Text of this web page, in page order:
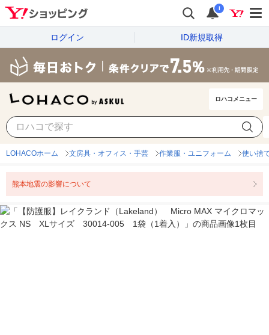
i
ログイン ID新規取得
ロハコメニュー
LOHACOホーム 文房具・オフィス・手芸 作業服・ユニフォーム 使い捨
熊本地震の影響について